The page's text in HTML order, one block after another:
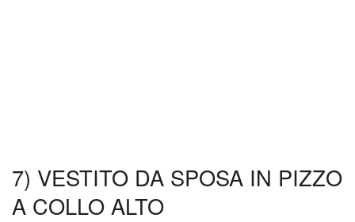
7) VESTITO DA SPOSA IN PIZZO
A COLLO ALTO